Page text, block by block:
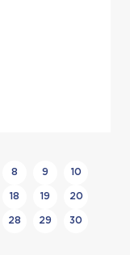
8 9 10
18 19 20
28 29 30